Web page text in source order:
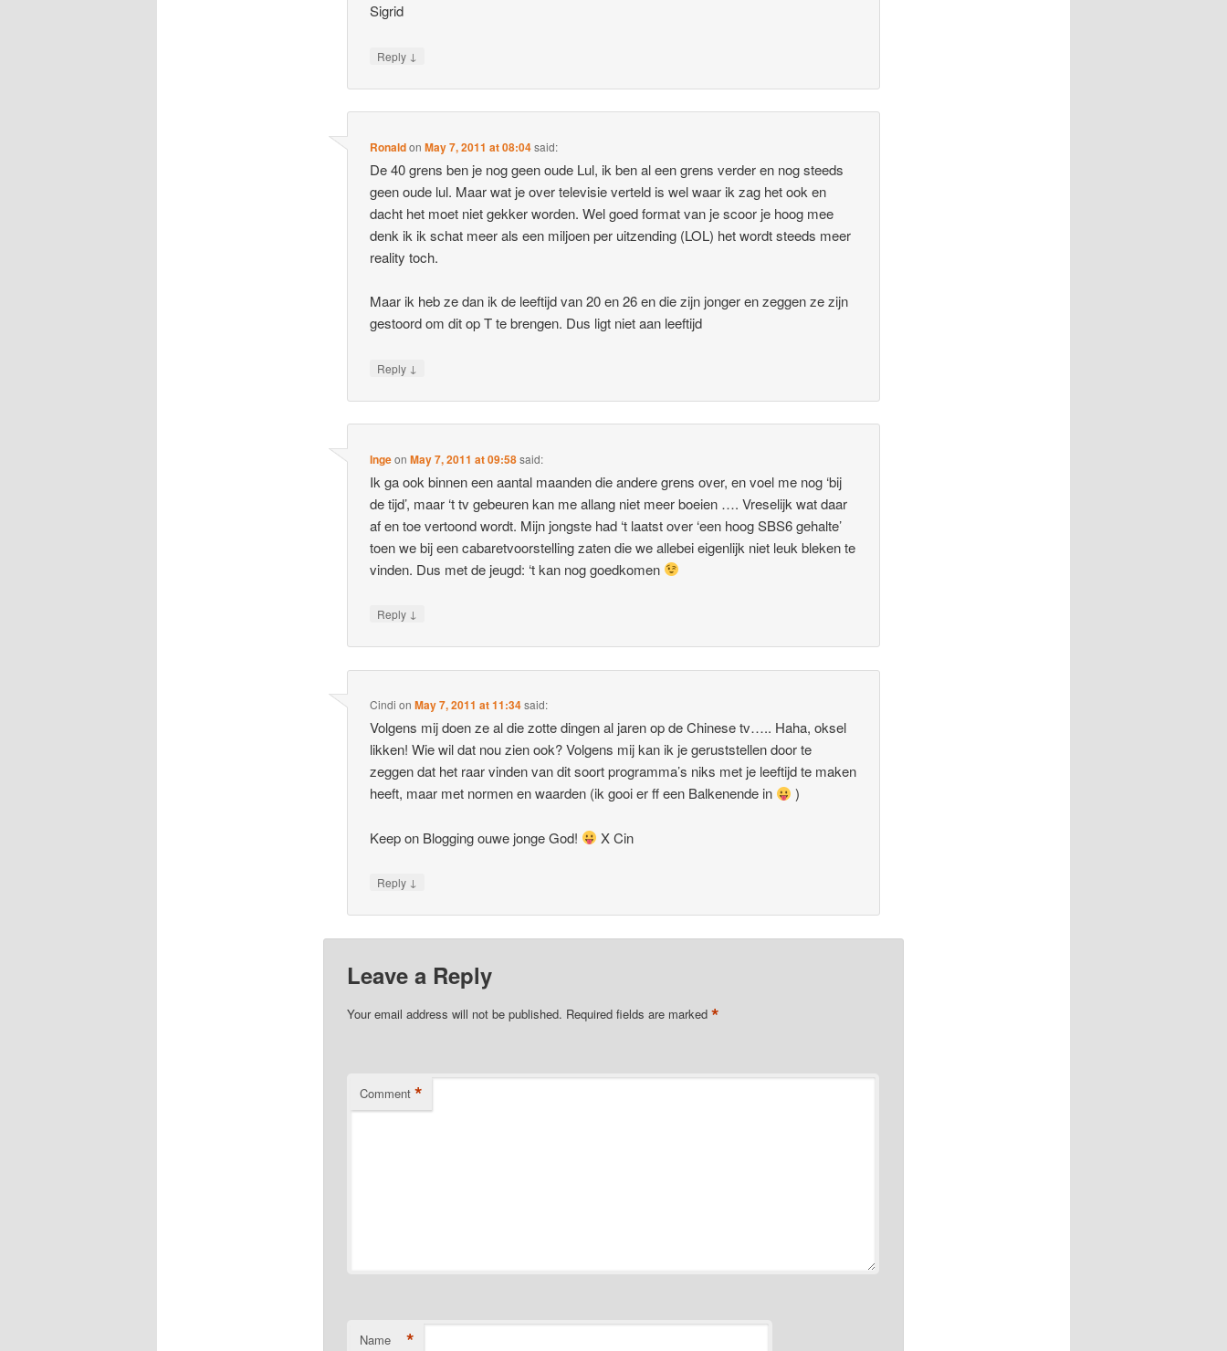
Sigrid
Reply ↓
RonaldonMay 7, 2011 at 08:04said:
De 40 grens ben je nog geen oude Lul, ik ben al een grens verder en nog steeds
geen oude lul. Maar wat je over televisie verteld is wel waar ik zag het ook en
dacht het moet niet gekker worden. Wel goed format van je scoor je hoog mee
denk ik ik schat meer als een miljoen per uitzending (LOL) het wordt steeds meer
reality toch.
Maar ik heb ze dan ik de leeftijd van 20 en 26 en die zijn jonger en zeggen ze zijn
gestoord om dit op T te brengen. Dus ligt niet aan leeftijd
Reply ↓
IngeonMay 7, 2011 at 09:58said:
Ik ga ook binnen een aantal maanden die andere grens over, en voel me nog ‘bij
de tijd’, maar ‘t tv gebeuren kan me allang niet meer boeien …. Vreselijk wat daar
af en toe vertoond wordt. Mijn jongste had ‘t laatst over ‘een hoog SBS6 gehalte’
toen we bij een cabaretvoorstelling zaten die we allebei eigenlijk niet leuk bleken te
vinden. Dus met de jeugd: ‘t kan nog goedkomen
Reply ↓
Cindi onMay 7, 2011 at 11:34said:
Volgens mij doen ze al die zotte dingen al jaren op de Chinese tv….. Haha, oksel
likken! Wie wil dat nou zien ook? Volgens mij kan ik je geruststellen door te
zeggen dat het raar vinden van dit soort programma’s niks met je leeftijd te maken
heeft, maar met normen en waarden (ik gooi er ff een Balkenende in
)
Keep on Blogging ouwe jonge God! X Cin
Reply ↓
Leave a Reply
Your email address will not be published. Required fields are marked *
Comment *
Name *